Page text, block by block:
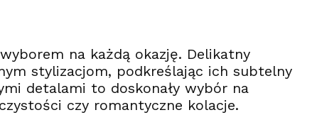
na każdą okazję. Delikatny
stylizacjom, podkreślając ich subtelny
detalami to doskonały wybór na
czy romantyczne kolacje.